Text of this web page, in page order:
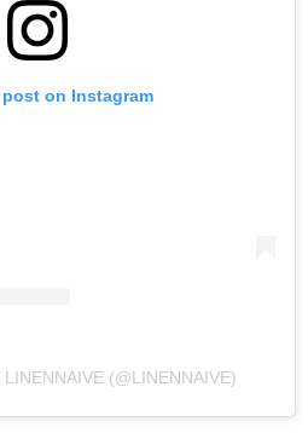
on Instagram
(@LINENNAIVE)